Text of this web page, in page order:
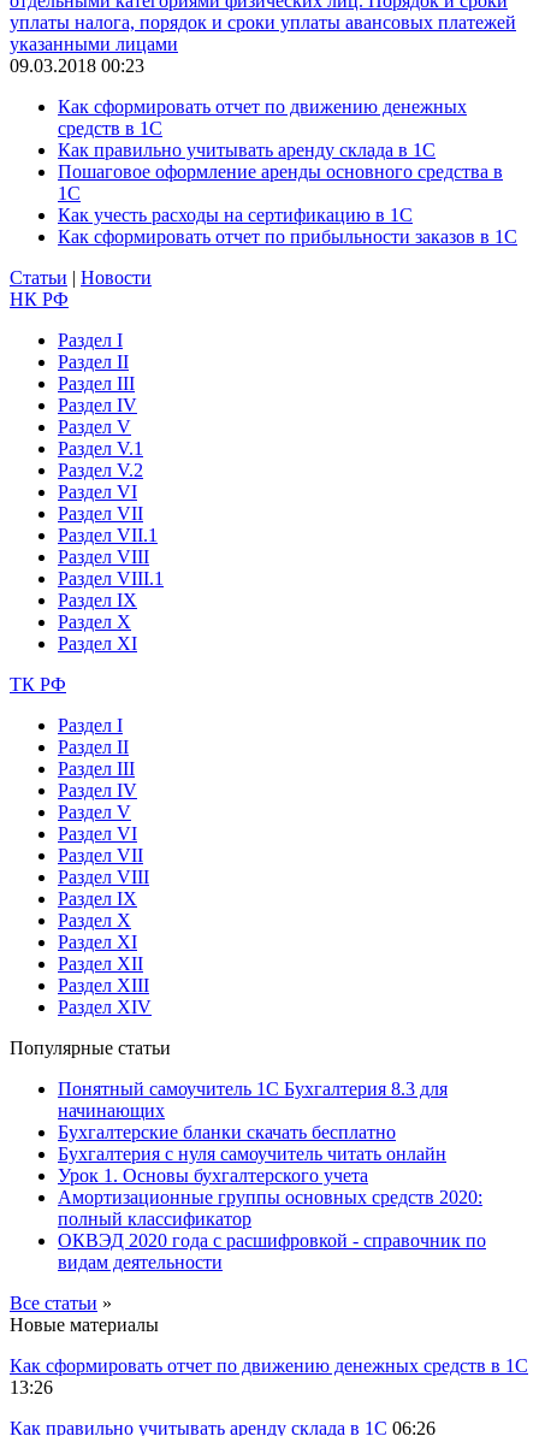
уплаты налога, порядок и сроки уплаты авансовых платежей
указанными лицами
09.03.2018 00:23
Как сформировать отчет по движению денежных
средств в 1С
Как правильно учитывать аренду склада в 1С
Пошаговое оформление аренды основного средства в
1С
Как учесть расходы на сертификацию в 1С
Как сформировать отчет по прибыльности заказов в 1С
Статьи | Новости
НК РФ
Раздел I
Раздел II
Раздел III
Раздел IV
Раздел V
Раздел V.1
Раздел V.2
Раздел VI
Раздел VII
Раздел VII.1
Раздел VIII
Раздел VIII.1
Раздел IX
Раздел X
Раздел XI
ТК РФ
Раздел I
Раздел II
Раздел III
Раздел IV
Раздел V
Раздел VI
Раздел VII
Раздел VIII
Раздел IX
Раздел X
Раздел XI
Раздел XII
Раздел XIII
Раздел XIV
Популярные статьи
Понятный самоучитель 1С Бухгалтерия 8.3 для
начинающих
Бухгалтерские бланки скачать бесплатно
Бухгалтерия с нуля самоучитель читать онлайн
Урок 1. Основы бухгалтерского учета
Амортизационные группы основных средств 2020:
полный классификатор
ОКВЭД 2020 года с расшифровкой - справочник по
видам деятельности
Все статьи »
Новые материалы
Как сформировать отчет по движению денежных средств в 1С
13:26
Как правильно учитывать аренду склада в 1С 06:26